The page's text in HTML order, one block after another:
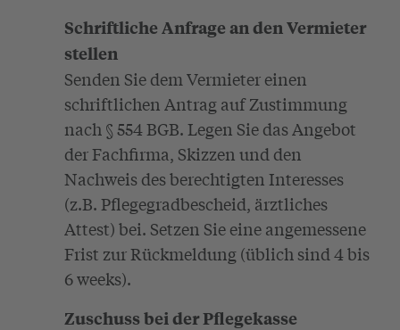
Schriftliche Anfrage an den Vermieter
stellen
Senden Sie dem Vermieter einen
schriftlichen Antrag auf Zustimmung
nach § 554 BGB. Legen Sie das Angebot
der Fachfirma, Skizzen und den
Nachweis des berechtigten Interesses
(z.B. Pflegegradbescheid, ärztliches
Attest) bei. Setzen Sie eine angemessene
Frist zur Rückmeldung (üblich sind 4 bis
6 weeks).
Zuschuss bei der Pflegekasse